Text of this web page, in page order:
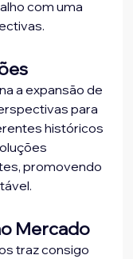
com uma
a expansão de
para
históricos
promovendo
Mercado
traz consigo